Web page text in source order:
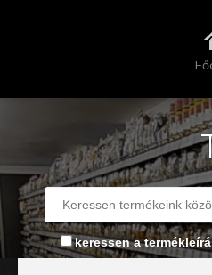
keressen a